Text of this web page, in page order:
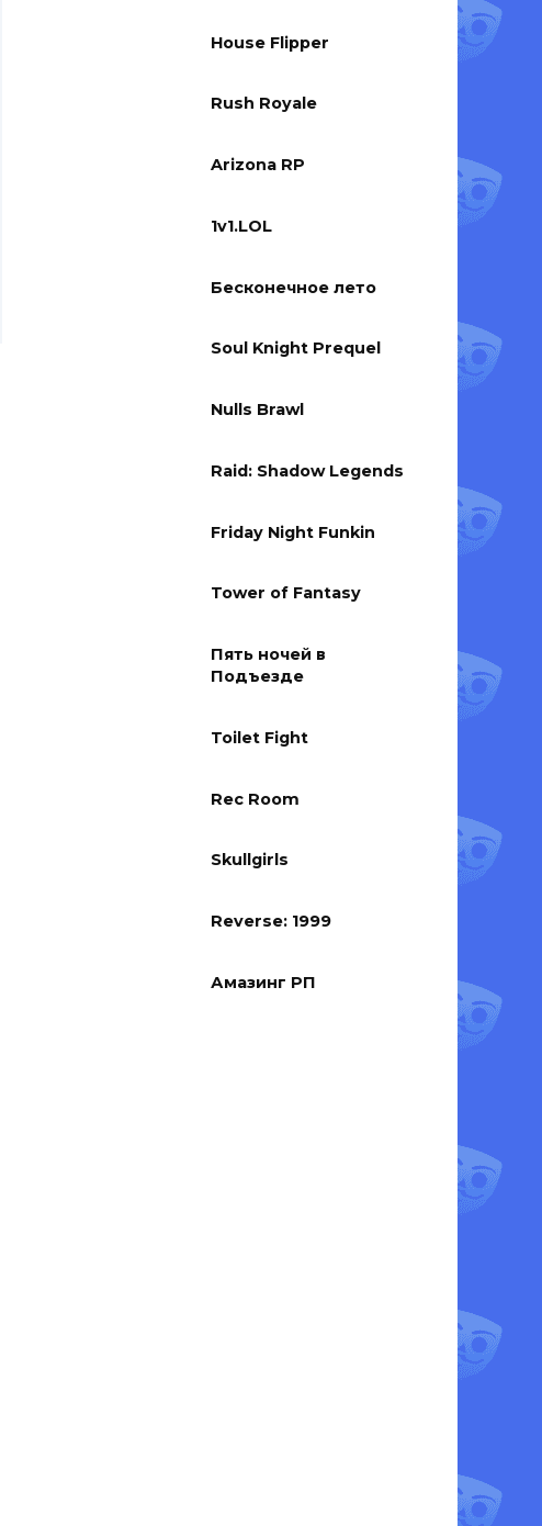
House Flipper
Rush Royale
Arizona RP
1v1.LOL
Бесконечное лето
Soul Knight Prequel
Nulls Brawl
Raid: Shadow Legends
Friday Night Funkin
Tower of Fantasy
Пять ночей в
Подъезде
Toilet Fight
Rec Room
Skullgirls
Reverse: 1999
Амазинг РП